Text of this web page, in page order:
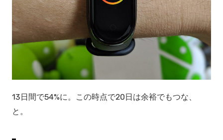
13日間で54%に。この時点で20日は余裕でもつな、
と。